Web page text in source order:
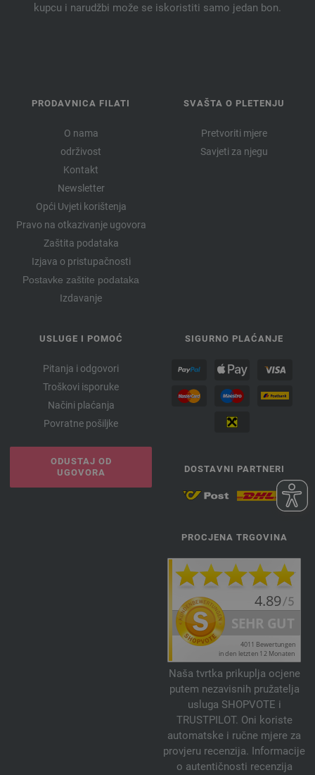
kupcu i narudžbi može se iskoristiti samo jedan bon.
PRODAVNICA FILATI
O nama
održivost
Kontakt
Newsletter
Opći Uvjeti korištenja
Pravo na otkazivanje ugovora
Zaštita podataka
Izjava o pristupačnosti
Postavke zaštite podataka
Izdavanje
SVAŠTA O PLETENJU
Pretvoriti mjere
Savjeti za njegu
USLUGE I POMOĆ
Pitanja i odgovori
Troškovi isporuke
Načini plaćanja
Povratne pošiljke
ODUSTAJ OD
UGOVORA
SIGURNO PLAĆANJE
DOSTAVNI PARTNERI
PROCJENA TRGOVINA
Naša tvrtka prikuplja ocjene
putem nezavisnih pružatelja
usluga SHOPVOTE i
TRUSTPILOT. Oni koriste
automatske i ručne mjere za
provjeru recenzija. Informacije
o autentičnosti recenzija